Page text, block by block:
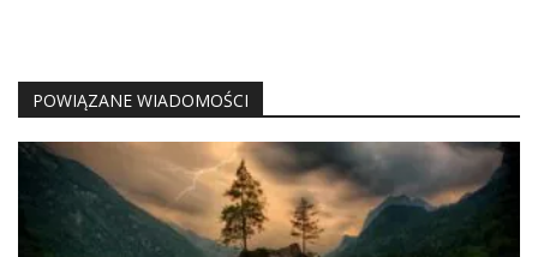
POWIĄZANE WIADOMOŚCI